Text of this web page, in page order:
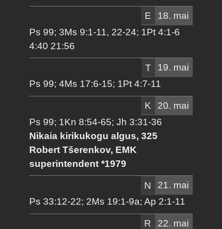
E
18. mai
Ps 99; 3Ms 9:1-11, 22-24; 1Pt 4:1-6
4:40 21:56
T
19. mai
Ps 99; 4Ms 17:6-15; 1Pt 4:7-11
K
20. mai
Ps 99; 1Kn 8:54-65; Jh 3:31-36
Nikaia kirikukogu algus, 325
Robert Tšerenkov, EMK
superintendent *1979
N
21. mai
Ps 33:12-22; 2Ms 19:1-9a; Ap 2:1-11
R
22. mai